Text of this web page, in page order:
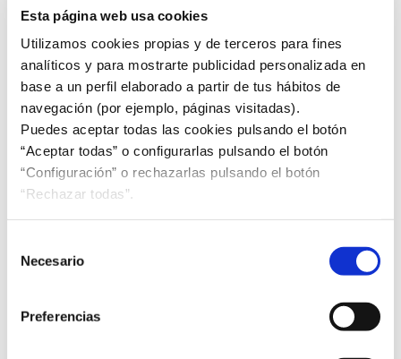
Esta página web usa cookies
Utilizamos cookies propias y de terceros para fines
analíticos y para mostrarte publicidad personalizada en
base a un perfil elaborado a partir de tus hábitos de
navegación (por ejemplo, páginas visitadas).
Puedes aceptar todas las cookies pulsando el botón
“Aceptar todas” o configurarlas pulsando el botón
“Configuración” o rechazarlas pulsando el botón
“Rechazar todas”.
Necesario
Preferencias
Aquí destacamos algunas de ellas.
Día
Mundial de la Seguridad y Salud en el Trabajo.